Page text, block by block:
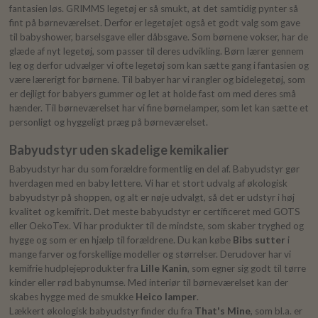
fantasien løs. GRIMMS legetøj er så smukt, at det samtidig pynter så
fint på børneværelset. Derfor er legetøjet også et godt valg som gave
til babyshower, barselsgave eller dåbsgave. Som børnene vokser, har de
glæde af nyt legetøj, som passer til deres udvikling. Børn lærer gennem
leg og derfor udvælger vi ofte legetøj som kan sætte gang i fantasien og
være lærerigt for børnene. Til babyer har vi rangler og bidelegetøj, som
er dejligt for babyers gummer og let at holde fast om med deres små
hænder. Til børneværelset har vi fine børnelamper, som let kan sætte et
personligt og hyggeligt præg på børneværelset.
Babyudstyr uden skadelige kemikalier
Babyudstyr har du som forældre formentlig en del af. Babyudstyr gør
hverdagen med en baby lettere. Vi har et stort udvalg af økologisk
babyudstyr på shoppen, og alt er nøje udvalgt, så det er udstyr i høj
kvalitet og kemifrit. Det meste babyudstyr er certificeret med GOTS
eller OekoTex. Vi har produkter til de mindste, som skaber tryghed og
hygge og som er en hjælp til forældrene. Du kan købe Bibs sutter i
mange farver og forskellige modeller og størrelser. Derudover har vi
kemifrie hudplejeprodukter fra Lille Kanin, som egner sig godt til tørre
kinder eller rød babynumse. Med interiør til børneværelset kan der
skabes hygge med de smukke Heico lamper.
Lækkert økologisk babyudstyr finder du fra That's Mine, som bl.a. er